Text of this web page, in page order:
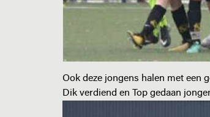
Ook deze jongens halen met een
Dik verdiend en Top gedaan